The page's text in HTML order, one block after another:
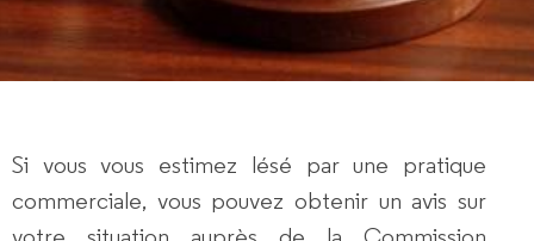
Si vous vous estimez lésé par une pratique
commerciale, vous pouvez obtenir un avis sur